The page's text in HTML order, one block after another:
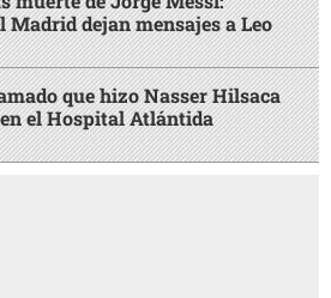
Madrid dejan mensajes a Leo
que hizo Nasser Hilsaca
el Hospital Atlántida